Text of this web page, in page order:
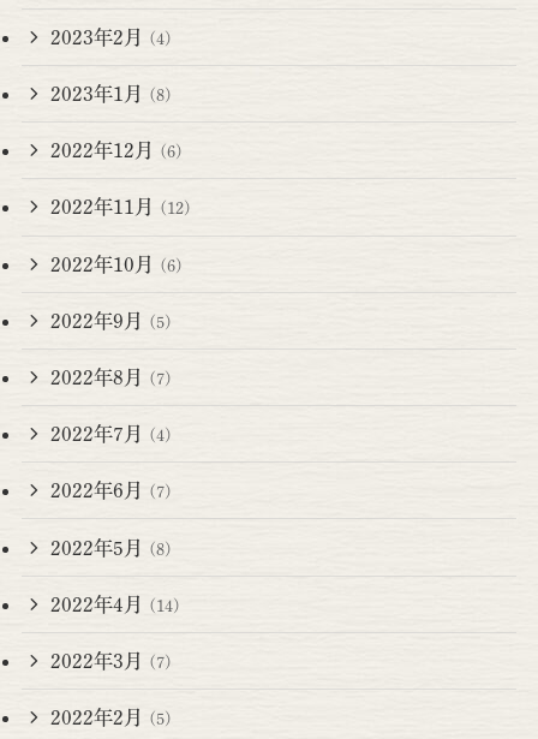
2023年2月 (4)
2023年1月 (8)
2022年12月 (6)
2022年11月 (12)
2022年10月 (6)
2022年9月 (5)
2022年8月 (7)
2022年7月 (4)
2022年6月 (7)
2022年5月 (8)
2022年4月 (14)
2022年3月 (7)
2022年2月 (5)